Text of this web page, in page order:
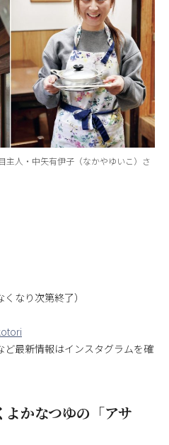
主人・中矢有伊子（なかやゆいこ）さ
なり次第終了）
最新情報はインスタグラムを確
かなつゆの「アサ